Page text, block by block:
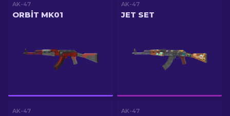
AK-47
ORBIT MK01
AK-47
JET SET
AK-47 AK-47